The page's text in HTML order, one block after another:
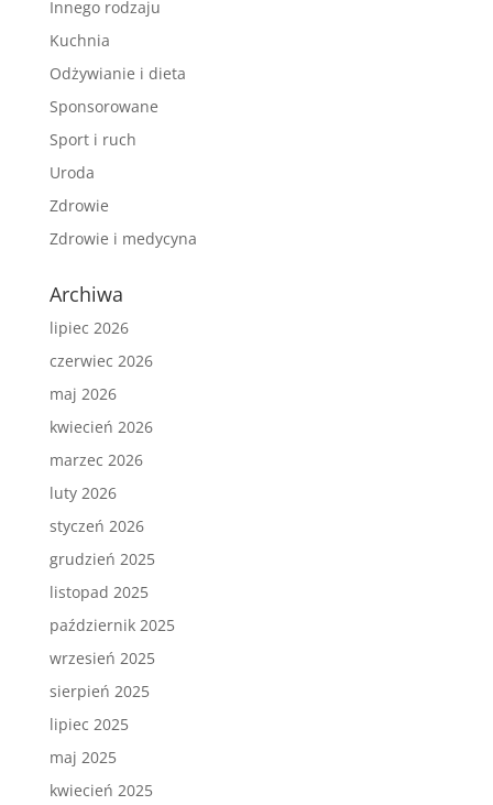
Innego rodzaju
Kuchnia
Odżywianie i dieta
Sponsorowane
Sport i ruch
Uroda
Zdrowie
Zdrowie i medycyna
Archiwa
lipiec 2026
czerwiec 2026
maj 2026
kwiecień 2026
marzec 2026
luty 2026
styczeń 2026
grudzień 2025
listopad 2025
październik 2025
wrzesień 2025
sierpień 2025
lipiec 2025
maj 2025
kwiecień 2025